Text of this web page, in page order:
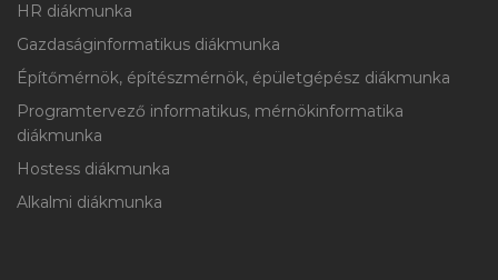
HR diákmunka
Gazdaságinformatikus diákmunka
Építőmérnök, építészmérnök, épületgépész diákmunka
Programtervező informatikus, mérnökinformatika
diákmunka
Hostess diákmunka
Alkalmi diákmunka